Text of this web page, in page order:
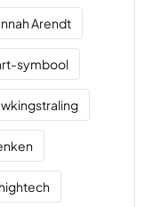
Arendt
symbool
hightech